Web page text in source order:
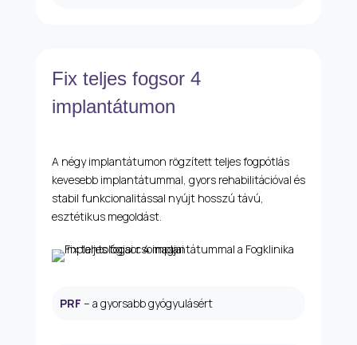
Fix teljes fogsor 4
implantátumon
A négy implantátumon rögzített teljes fogpótlás
kevesebb implantátummal, gyors rehabilitációval és
stabil funkcionalitással nyújt hosszú távú,
esztétikus megoldást.
PRF – a gyorsabb gyógyulásért